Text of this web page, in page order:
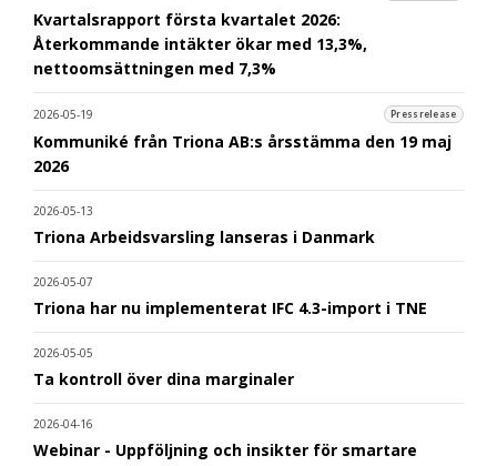
Kvartalsrapport första kvartalet 2026:
Återkommande intäkter ökar med 13,3%,
nettoomsättningen med 7,3%
2026-05-19 Pressrelease
Kommuniké från Triona AB:s årsstämma den 19 maj
2026
2026-05-13
Triona Arbeidsvarsling lanseras i Danmark
2026-05-07
Triona har nu implementerat IFC 4.3-import i TNE
2026-05-05
Ta kontroll över dina marginaler
2026-04-16
Webinar - Uppföljning och insikter för smartare